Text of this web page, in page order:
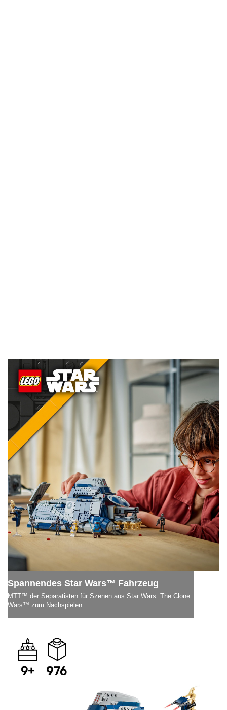
Spannendes Star Wars™ Fahrzeug
MTT™ der Separatisten für Szenen aus Star Wars: The Clone
Wars™ zum Nachspielen.